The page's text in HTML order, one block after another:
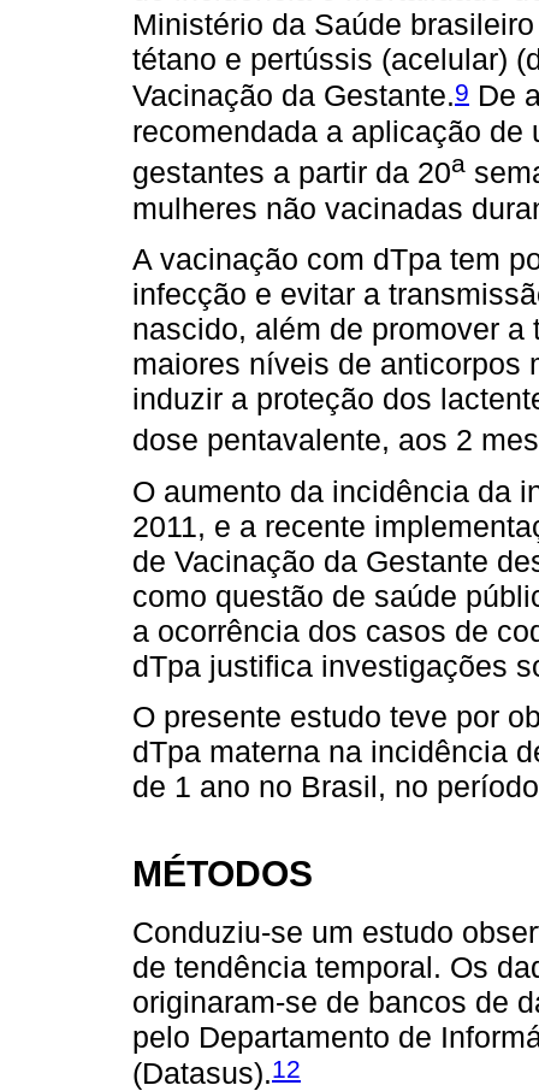
Ministério da Saúde
tétano e pertússis (acelular)
Vacinação da Gestante.9 De
recomendada a aplicação
gestantes a partir da 20a
mulheres não vacinadas
A vacinação com dTpa tem
infecção e evitar a
nascido, além de promover
maiores níveis de anticorpos
induzir a proteção dos
dose pentavalente, aos 2
O aumento da incidência da
2011, e a recente
de Vacinação da Gestante
como questão de saúde
a ocorrência dos casos de
dTpa justifica investigações
O presente estudo teve por
dTpa materna na incidência
de 1 ano no Brasil, no
MÉTODOS
Conduziu-se um estudo
de tendência temporal. Os
originaram-se de bancos de
pelo Departamento de
(Datasus).12